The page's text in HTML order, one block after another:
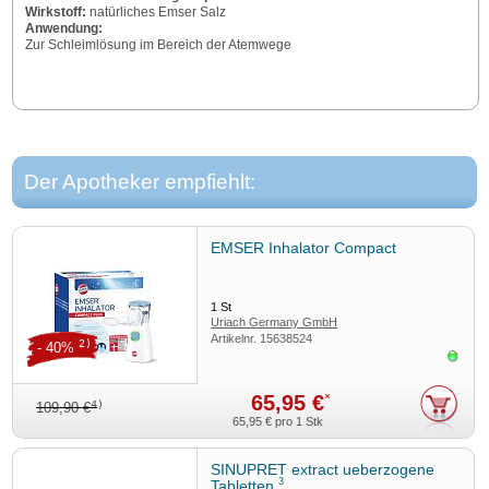
Wirkstoff: natürliches Emser Salz
Anwendung:
Zur Schleimlösung im Bereich der Atemwege
Der Apotheker empfiehlt:
EMSER Inhalator Compact
1St
Uriach Germany GmbH
Artikelnr. 15638524
109,90 €4) 65,95 €*
- 40% 2)
65,95 € pro 1 Stk
SINUPRET extract ueberzogene
3